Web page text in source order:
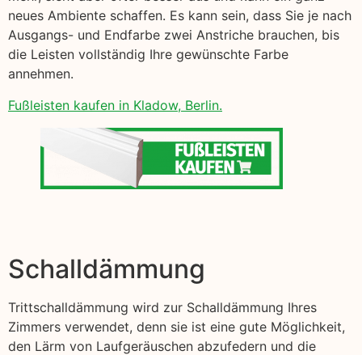
neues Ambiente schaffen. Es kann sein, dass Sie je nach
Ausgangs- und Endfarbe zwei Anstriche brauchen, bis
die Leisten vollständig Ihre gewünschte Farbe
annehmen.
Fußleisten kaufen in Kladow, Berlin.
Schalldämmung
Trittschalldämmung wird zur Schalldämmung Ihres
Zimmers verwendet, denn sie ist eine gute Möglichkeit,
den Lärm von Laufgeräuschen abzufedern und die